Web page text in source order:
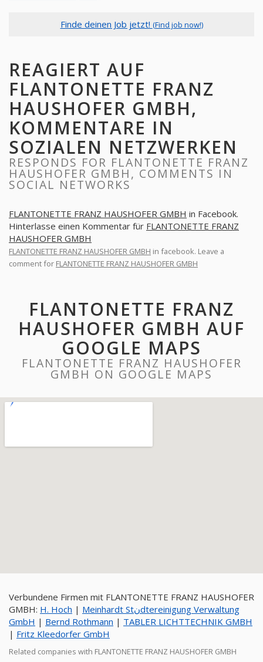
Finde deinen Job jetzt! (Find job now!)
REAGIERT AUF
FLANTONETTE FRANZ
HAUSHOFER GMBH,
KOMMENTARE IN
SOZIALEN NETZWERKEN
RESPONDS FOR FLANTONETTE FRANZ
HAUSHOFER GMBH, COMMENTS IN
SOCIAL NETWORKS
FLANTONETTE FRANZ HAUSHOFER GMBH in Facebook.
Hinterlasse einen Kommentar für FLANTONETTE FRANZ
HAUSHOFER GMBH
FLANTONETTE FRANZ HAUSHOFER GMBH in facebook. Leave a
comment for FLANTONETTE FRANZ HAUSHOFER GMBH
FLANTONETTE FRANZ
HAUSHOFER GMBH AUF
GOOGLE MAPS
FLANTONETTE FRANZ HAUSHOFER
GMBH ON GOOGLE MAPS
Verbundene Firmen mit FLANTONETTE FRANZ HAUSHOFER
GMBH: H. Hoch | Meinhardt Stنdtereinigung Verwaltung
GmbH | Bernd Rothmann | TABLER LICHTTECHNIK GMBH
| Fritz Kleedorfer GmbH
Related companies with FLANTONETTE FRANZ HAUSHOFER GMBH